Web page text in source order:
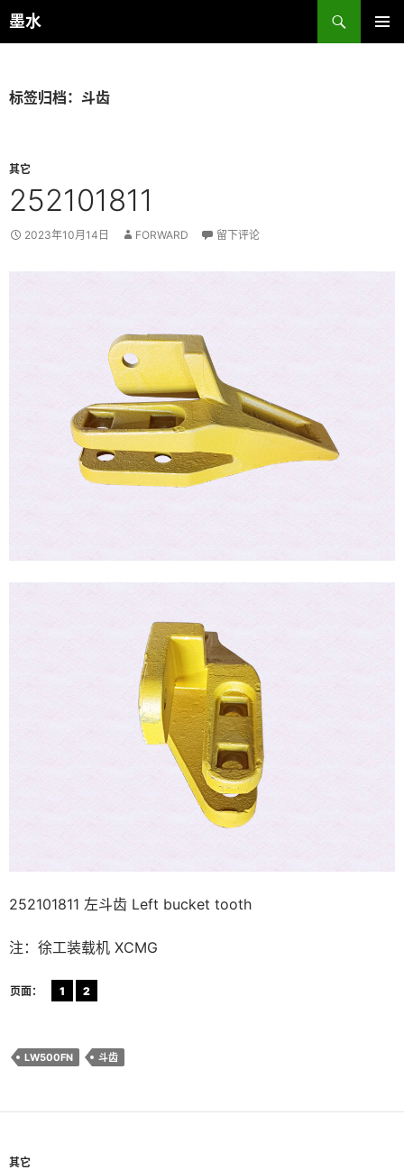
跳
至
墨水
搜
索
标签归档：斗齿
其它
252101811
2023年10月14日 FORWARD 留下评论
252101811 左斗齿 Left bucket tooth
注：徐工装载机 XCMG
页面： 1 2
LW500FN 斗齿
其它